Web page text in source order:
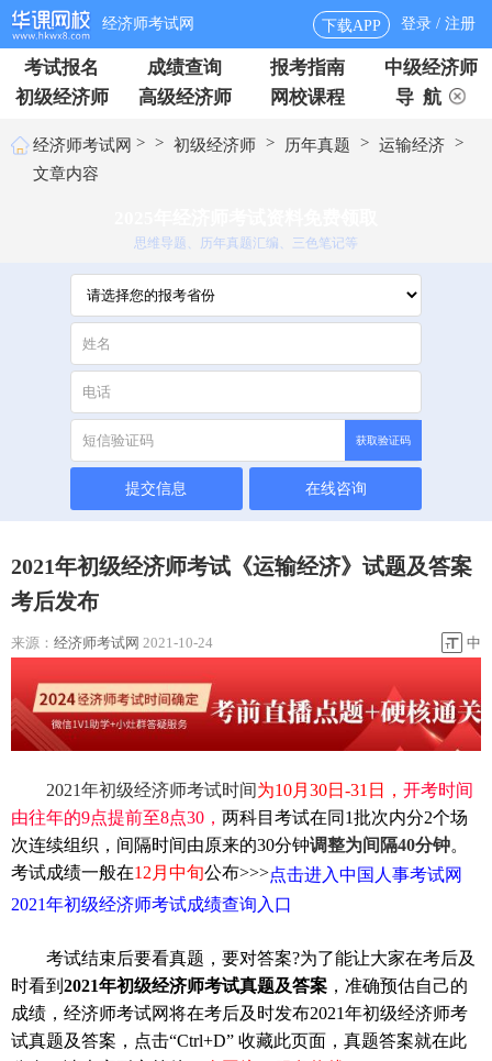
经济师考试网 下载APP 登录 / 注册
考试报名 成绩查询 报考指南
中级经济师
初级经济师
高级经济师 网校课程 导 航
经济师考试网 > > 初级经济师 > 历年真题 > 运输经济 >
文章内容
思维导题、历年真题汇编、三色笔记等
获取验证码
提交信息 在线咨询
2021年初级经济师考试《运输经济》试题及答案
考后发布
来源： 经济师考试网 2021-10-24 中
2021年初级经济师考试时间为10月30日-31日， 开考时间
由往年的9点提前至8点30， 两科目考试在同1批次内分2个场
次连续组织，间隔时间由原来的30分钟调整为间隔40分钟。
考试成绩一般在12月中旬公布>>>点击进入中国人事考试网
2021年初级经济师考试成绩查询入口
考试结束后要看真题，要对答案?为了能让大家在考后及
时看到 2021年初级经济师考试真题及答案 ，准确预估自己的
成绩，经济师考试网将在考后及时发布2021年初级经济师考
试真题及答案，点击“Ctrl+D” 收藏此页面，真题答案就在此